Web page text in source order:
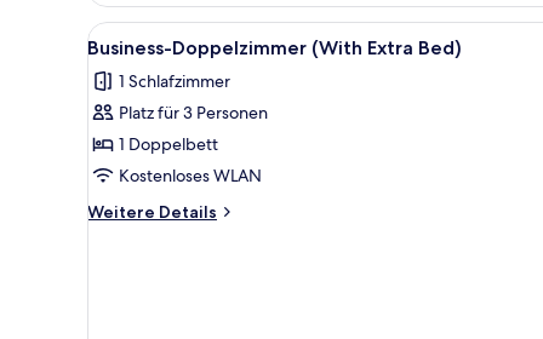
Double
room
Alle
Fotos
für
Business-
Doppelzimmer
(With
Extra
Bed)
Ein Hotelzimmer mit einem
2
Business-Doppelzimmer (With Extra Bed)
1 Schlafzimmer
Platz für 3 Personen
1 Doppelbett
Kostenloses WLAN
Weitere Details
Weitere